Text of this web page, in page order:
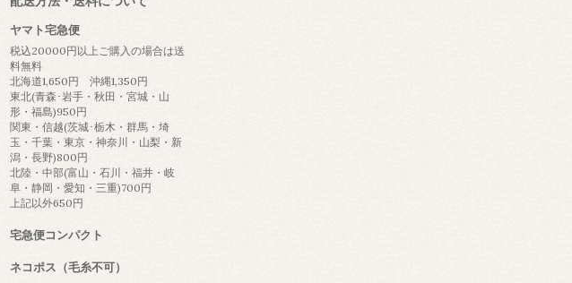
ヤマト宅急便
税込20000円以上ご購入の場合は送
料無料
北海道1,650円 沖縄1,350円
東北(青森･岩手・秋田・宮城・山
形・福島)950円
関東・信越(茨城･栃木・群馬・埼
玉・千葉・東京・神奈川・山梨・新
潟・長野)800円
北陸・中部(富山・石川・福井・岐
阜・静岡・愛知・三重)700円
上記以外650円
宅急便コンパクト
ネコポス（毛糸不可）